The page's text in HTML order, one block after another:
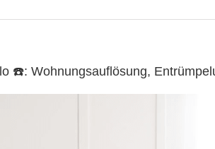
☎️: Wohnungsauflösung,